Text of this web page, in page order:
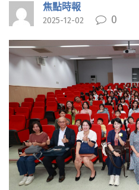
焦點時報
2025-12-02 0